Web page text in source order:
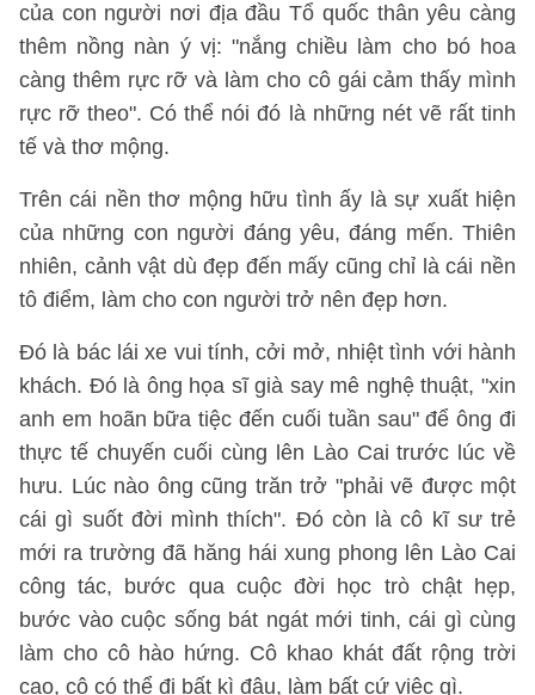
của con người nơi địa đầu Tổ quốc thân yêu càng
thêm nồng nàn ý vị: "nắng chiều làm cho bó hoa
càng thêm rực rỡ và làm cho cô gái cảm thấy mình
rực rỡ theo". Có thể nói đó là những nét vẽ rất tinh
tế và thơ mộng.
Trên cái nền thơ mộng hữu tình ấy là sự xuất hiện
của những con người đáng yêu, đáng mến. Thiên
nhiên, cảnh vật dù đẹp đến mấy cũng chỉ là cái nền
tô điểm, làm cho con người trở nên đẹp hơn.
Đó là bác lái xe vui tính, cởi mở, nhiệt tình với hành
khách. Đó là ông họa sĩ già say mê nghệ thuật, "xin
anh em hoãn bữa tiệc đến cuối tuần sau" để ông đi
thực tế chuyến cuối cùng lên Lào Cai trước lúc về
hưu. Lúc nào ông cũng trăn trở "phải vẽ được một
cái gì suốt đời mình thích". Đó còn là cô kĩ sư trẻ
mới ra trường đã hăng hái xung phong lên Lào Cai
công tác, bước qua cuộc đời học trò chật hẹp,
bước vào cuộc sống bát ngát mới tinh, cái gì cùng
làm cho cô hào hứng. Cô khao khát đất rộng trời
cao, cô có thể đi bất kì đâu, làm bất cứ việc gì.